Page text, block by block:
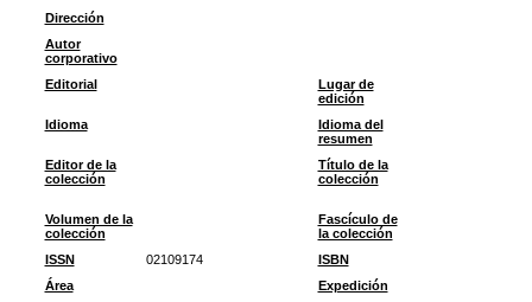
Dirección
Autor
corporativo
Editorial
Lugar de
edición
Idioma
Idioma del
resumen
Editor de la
colección
Título de la
colección
Volumen de la
colección
Fascículo de
la colección
ISSN
02109174
ISBN
Área
Expedición